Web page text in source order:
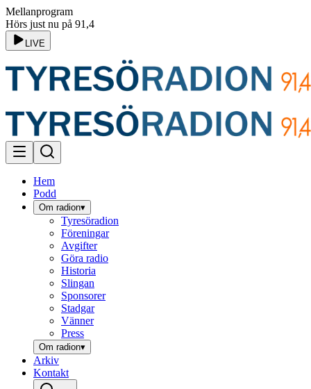
Mellanprogram
Hörs just nu på 91,4
LIVE
Hem
Podd
Om radion▾
Tyresöradion
Föreningar
Avgifter
Göra radio
Historia
Slingan
Sponsorer
Stadgar
Vänner
Press
Om radion▾
Arkiv
Kontakt